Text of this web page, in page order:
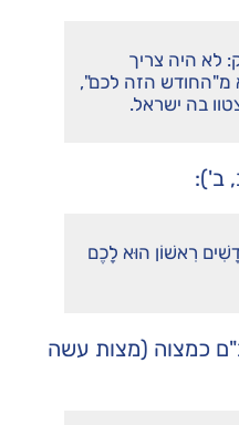
לא היה צריך
מ"החודש הזה לכם",
בה ישראל.
ב'):
רִאשׁוֹן הוּא לָכֶם
כמצוה (מצות עשה